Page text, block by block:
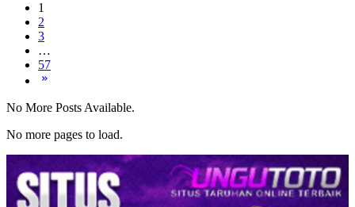
1
2
3
…
57
No More Posts Available.
No more pages to load.